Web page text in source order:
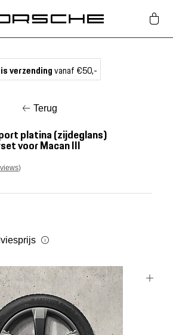
verzendingvanaf €50,-
Terug
platina (zijdeglans)
voor Macan III
)